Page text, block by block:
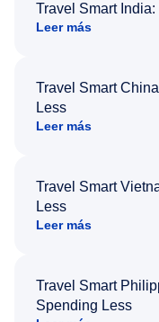
Travel Smart
Leer más
Travel Smart
Less
Leer más
Travel Smart
Less
Leer más
Travel Smart
Spending Less